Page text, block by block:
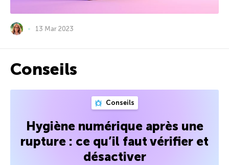
13 Mar 2023
Conseils
Conseils
Hygiène numérique après une
rupture : ce qu’il faut vérifier et
désactiver